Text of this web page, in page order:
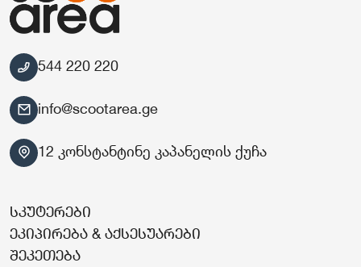
544 220 220
info@scootarea.ge
12 კონსტანტინე კაპანელის ქუჩა
სკუტერები
ეკიპირება & აქსესუარები
შეკეთება